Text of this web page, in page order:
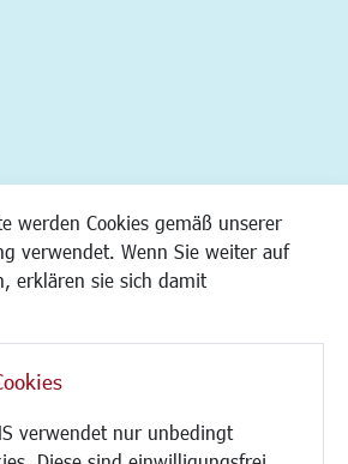
werden Cookies gemäß unserer
verwendet. Wenn Sie weiter auf
erklären sie sich damit
verwendet nur unbedingt